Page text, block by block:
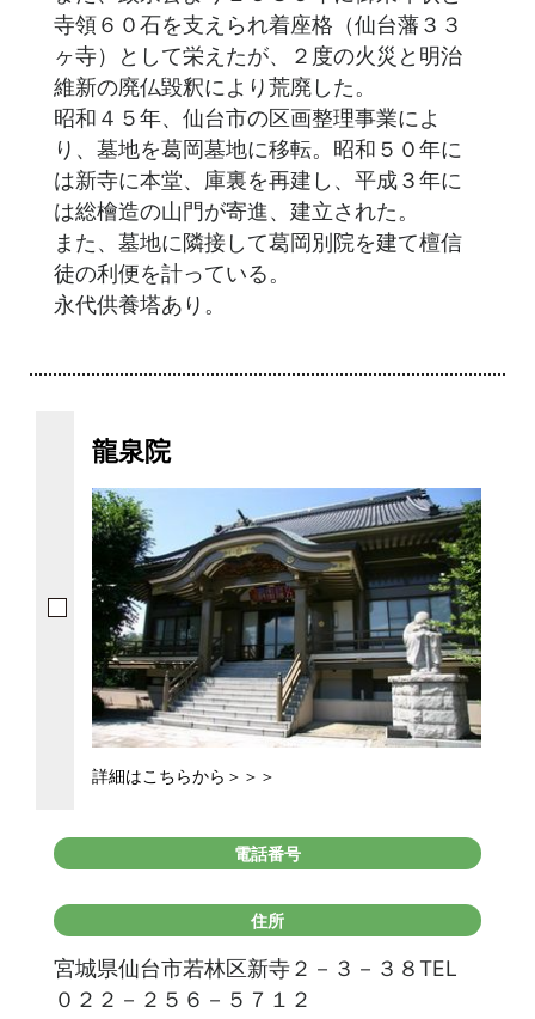
寺領６０石を支えられ着座格（仙台藩３３
ヶ寺）として栄えたが、２度の火災と明治
維新の廃仏毀釈により荒廃した。
昭和４５年、仙台市の区画整理事業によ
り、墓地を葛岡墓地に移転。昭和５０年に
は新寺に本堂、庫裏を再建し、平成３年に
は総檜造の山門が寄進、建立された。
また、墓地に隣接して葛岡別院を建て檀信
徒の利便を計っている。
永代供養塔あり。
龍泉院
詳細はこちらから＞＞＞
電話番号
住所
宮城県仙台市若林区新寺２－３－３８TEL
０２２－２５６－５７１２